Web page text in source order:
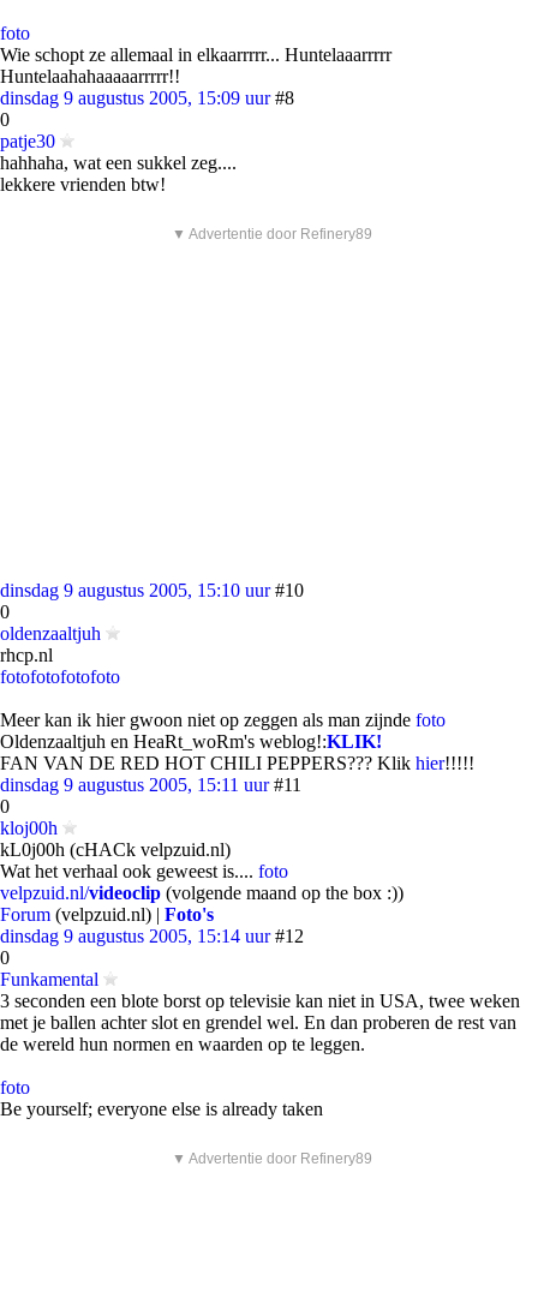
foto
Wie schopt ze allemaal in elkaarrrrr... Huntelaaarrrrr
Huntelaahahaaaaarrrrr!!
dinsdag 9 augustus 2005, 15:09 uur #8
0
patje30
hahhaha, wat een sukkel zeg....
lekkere vrienden btw!
▼ Advertentie door Refinery89
dinsdag 9 augustus 2005, 15:10 uur #10
0
oldenzaaltjuh
rhcp.nl
fotofotofotofoto
Meer kan ik hier gwoon niet op zeggen als man zijnde foto
Oldenzaaltjuh en HeaRt_woRm's weblog!:KLIK!
FAN VAN DE RED HOT CHILI PEPPERS??? Klik hier!!!!!
dinsdag 9 augustus 2005, 15:11 uur #11
0
kloj00h
kL0j00h (cHACk velpzuid.nl)
Wat het verhaal ook geweest is.... foto
velpzuid.nl/videoclip (volgende maand op the box :))
Forum (velpzuid.nl) | Foto's
dinsdag 9 augustus 2005, 15:14 uur #12
0
Funkamental
3 seconden een blote borst op televisie kan niet in USA, twee weken
met je ballen achter slot en grendel wel. En dan proberen de rest van
de wereld hun normen en waarden op te leggen.
foto
Be yourself; everyone else is already taken
▼ Advertentie door Refinery89